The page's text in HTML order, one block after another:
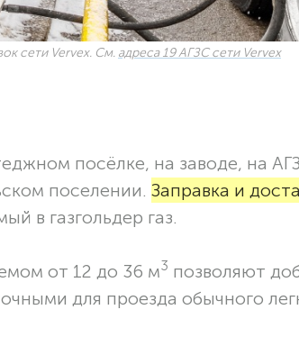
сети Vervex. См. адреса 19 АГЗС сети Vervex
посёлке, на заводе, на
поселении. Заправка и
в газгольдер газ.
от 12 до 36 м3 позволяют
для проезда обычного